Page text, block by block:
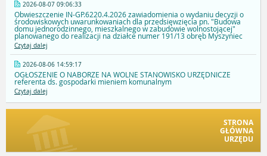
2026-08-07 09:06:33
Obwieszczenie IN-GP.6220.4.2026 zawiadomienia o wydaniu decyzji o
środowiskowych uwarunkowaniach dla przedsięwzięcia pn. "Budowa
domu jednorodzinnego, mieszkalnego w zabudowie wolnostojącej"
planowanego do realizacji na działce numer 191/13 obręb Myszyniec
Czytaj dalej
2026-08-06 14:59:17
OGŁOSZENIE O NABORZE NA WOLNE STANOWISKO URZĘDNICZE
referenta ds. gospodarki mieniem komunalnym
Czytaj dalej
STRONA
GŁÓWNA
URZĘDU